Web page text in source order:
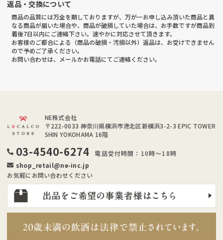
返品・交換について
商品の品質には万全を期しておりますが、万が一お申し込み頂いた商品と異
なる商品が届いた場合や、商品が破損していた場合は、お手数ですが商品到
着後7日以内にご連絡下さい。速やかに対応させて頂きます。
お客様のご都合による（商品の破損・汚損以外）返品は、お受けできません
ので予めご了承ください。
お問い合わせは、メールかお電話にてご連絡ください。
NE株式会社
〒222-0033 神奈川県横浜市港北区新横浜3-2-3 EPIC TOWER
SHIN YOKOHAMA 16階
03-4540-6274
電話受付時間：10時～18時
shop_retail@ne-inc.jp
お気軽にお問い合わせください